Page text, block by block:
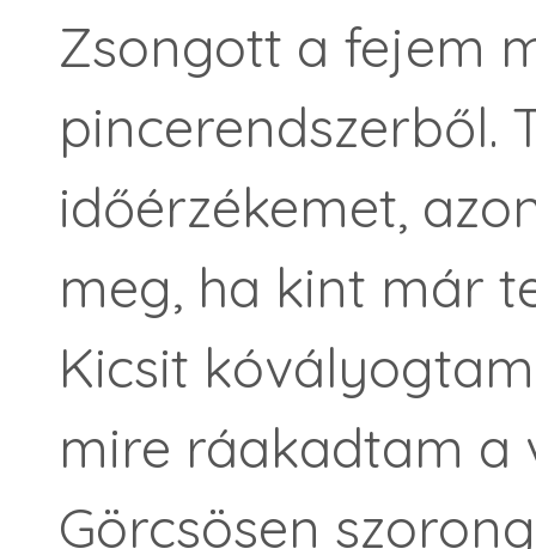
Zsongott a fejem
pincerendszerből.
időérzékemet,
meg, ha kint már
Kicsit
mire ráakadtam a
Görcsösen